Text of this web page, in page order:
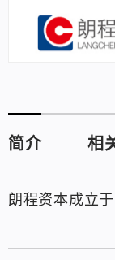
简介 相
朗程资本成立